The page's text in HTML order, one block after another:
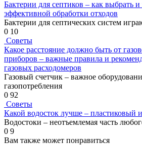
Бактерии для септиков – как выбрать и
эффективной обработки отходов
Бактерии для септических систем
0 10
Советы
Какое расстояние должно быть от
приборов – важные правила и
газовых расходомеров
Газовый счетчик – важное
газопотребления
0 92
Советы
Какой водосток лучше – пластиковый
Водостоки – неотъемлемая часть
0 9
Вам также может понравиться